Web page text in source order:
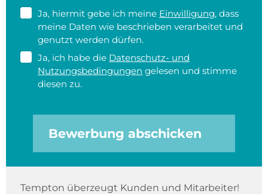
Ja, hiermit gebe ich meine Einwilligung, dass
meine Daten wie beschrieben verarbeitet und
genutzt werden dürfen.
Ja, ich habe die Datenschutz- und
Nutzungsbedingungen gelesen und stimme
diesen zu.
Bewerbung abschicken
Tempton überzeugt Kunden und Mitarbeiter!